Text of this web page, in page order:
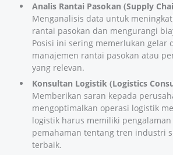
Analis Rantai Pasokan (Supply
Menganalisis data untuk
rantai pasokan dan mengurangi
Posisi ini sering memerlukan gelar
manajemen rantai pasokan atau
yang relevan.
Konsultan Logistik (Logistics
Memberikan saran kepada
mengoptimalkan operasi logistik
logistik harus memiliki
pemahaman tentang tren industri
terbaik.